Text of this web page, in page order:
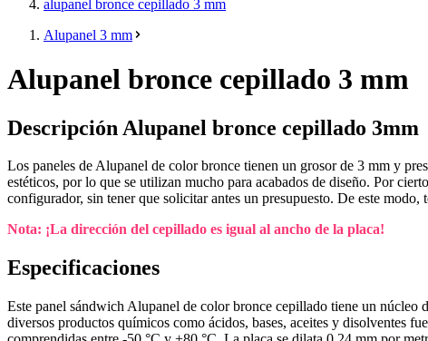
alupanel bronce cepillado 3 mm
Alupanel 3 mm
Alupanel bronce cepillado 3 mm
Descripción Alupanel bronce cepillado 3mm
Los paneles de Alupanel de color bronce tienen un grosor de 3 mm y
estéticos, por lo que se utilizan mucho para acabados de diseño. Por
configurador, sin tener que solicitar antes un presupuesto. De este
Nota: ¡La dirección del cepillado es igual al ancho de la placa!
Especificaciones
Este panel sándwich Alupanel de color bronce cepillado tiene un núcleo
diversos productos químicos como ácidos, bases, aceites y disolventes